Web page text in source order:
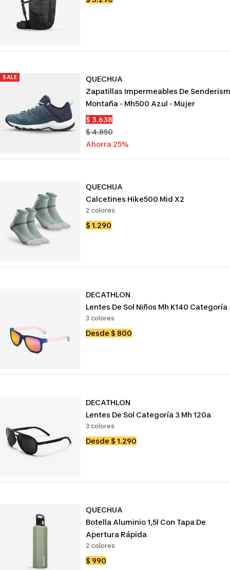
SALE
QUECHUA
Zapatillas Impermeables De
Montaña - Mh500 Azul - Mujer
Precio
de
venta
$ 3.638
Precio
normal
$ 4.850
Ahorra 25%
QUECHUA
Calcetines Hike500 Mid X2
2 colores
Precio
$ 1.290
DECATHLON
Lentes De Sol Niños Mh K140 Categoría
3 colores
Precio
Desde $ 800
DECATHLON
Lentes De Sol Categoría 3 Mh 120a
3 colores
Precio
Desde $ 1.290
QUECHUA
Botella Aluminio 1,5l Con Tapa De
Apertura Rápida
2 colores
Precio
$ 990